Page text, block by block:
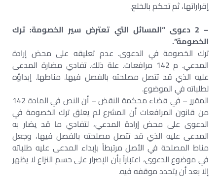
إقراراتها، ثم تحكم بالخلع.
– 2 دعوى “المسائل التي تعترض سير الخصومة: ترك
الخصومة”.
ترك الخصومة في الدعوى. عدم تعليقه على محض إرادة
المدعي. م 142 مرافعات. علة ذلك. تفادي مضارة المدعى
عليه الذي قد تتصل مصلحته بالفصل فيها. مناطها. إبداؤه
لطلباته في الموضوع.
المقرر – في قضاء محكمة النقض – أن النص في المادة 142
من قانون المرافعات أن المشرع لم يعلق ترك الخصومة في
الدعوى على محض إرادة المدعي، لتفادي ما قد يضار به
المدعى عليه الذي قد تتصل مصلحته بالفصل فيها، وجعل
مناط المصلحة في الأصل مرتبطاً بإبداء المدعى عليه طلباته
في موضوع الدعوى، اعتباراً بأن الإصرار على حسم النزاع لا يظهر
إلا بعد أن يتحدد موقفه فيه.